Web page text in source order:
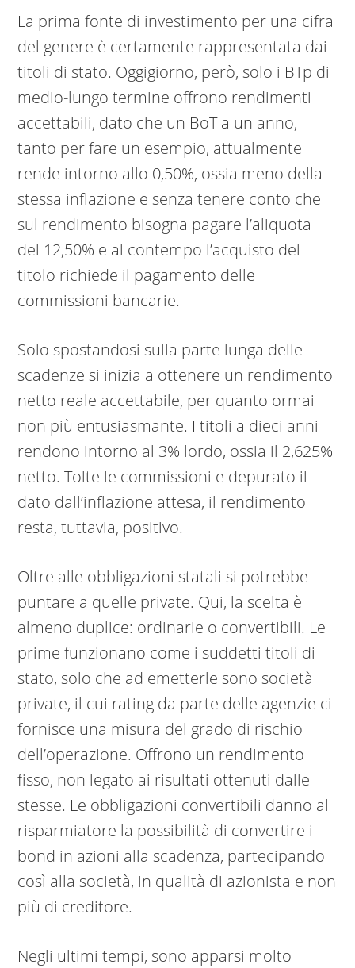
La prima fonte di investimento per una cifra
del genere è certamente rappresentata dai
titoli di stato. Oggigiorno, però, solo i BTp di
medio-lungo termine offrono rendimenti
accettabili, dato che un BoT a un anno,
tanto per fare un esempio, attualmente
rende intorno allo 0,50%, ossia meno della
stessa inflazione e senza tenere conto che
sul rendimento bisogna pagare l’aliquota
del 12,50% e al contempo l’acquisto del
titolo richiede il pagamento delle
commissioni bancarie.
Solo spostandosi sulla parte lunga delle
scadenze si inizia a ottenere un rendimento
netto reale accettabile, per quanto ormai
non più entusiasmante. I titoli a dieci anni
rendono intorno al 3% lordo, ossia il 2,625%
netto. Tolte le commissioni e depurato il
dato dall’inflazione attesa, il rendimento
resta, tuttavia, positivo.
Oltre alle obbligazioni statali si potrebbe
puntare a quelle private. Qui, la scelta è
almeno duplice: ordinarie o convertibili. Le
prime funzionano come i suddetti titoli di
stato, solo che ad emetterle sono società
private, il cui rating da parte delle agenzie ci
fornisce una misura del grado di rischio
dell’operazione. Offrono un rendimento
fisso, non legato ai risultati ottenuti dalle
stesse. Le obbligazioni convertibili danno al
risparmiatore la possibilità di convertire i
bond in azioni alla scadenza, partecipando
così alla società, in qualità di azionista e non
più di creditore.
Negli ultimi tempi, sono apparsi molto